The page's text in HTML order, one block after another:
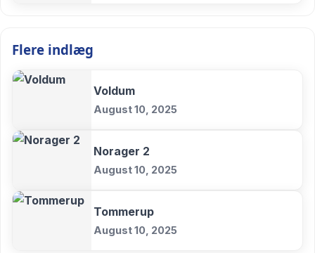
Flere indlæg
Voldum
August 10, 2025
Norager 2
August 10, 2025
Tommerup
August 10, 2025